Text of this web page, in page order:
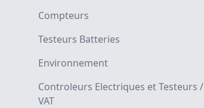
Compteurs
Testeurs Batteries
Environnement
Controleurs Electriques et Testeurs /
VAT